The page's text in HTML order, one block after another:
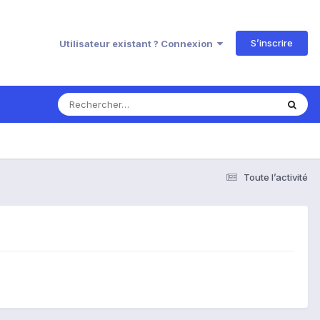
Utilisateur existant ? Connexion S’inscrire
Toute l’activité